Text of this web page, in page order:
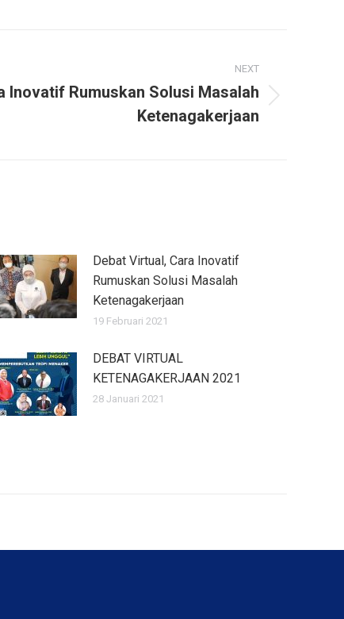
NEXT
Inovatif Rumuskan Solusi Masalah
Ketenagakerjaan
Debat Virtual, Cara Inovatif
Rumuskan Solusi Masalah
Ketenagakerjaan
19 Februari 2021
DEBAT VIRTUAL
KETENAGAKERJAAN 2021
28 Januari 2021